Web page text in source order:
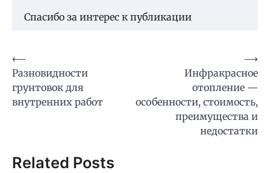
Спасибо за интерес к публикации
Навигация
по
записям
⟵
Разновидности
грунтовок для
внутренних работ
Инфракрасное
отопление —
особенности, стоимость,
преимущества и
недостатки
⟶
Related Posts